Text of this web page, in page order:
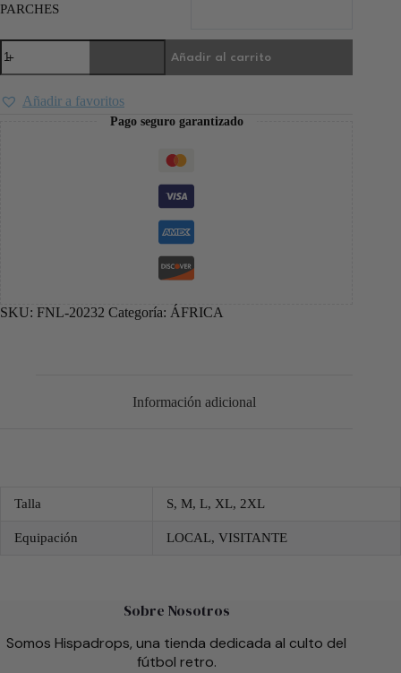
PARCHES
Añadir al carrito
Añadir a favoritos
Pago seguro garantizado
SKU: FNL-20232 Categoría: ÁFRICA
Información adicional
Talla S, M, L, XL, 2XL
Equipación LOCAL, VISITANTE
Sobre Nosotros
Somos Hispadrops, una tienda dedicada al culto del
fútbol retro.